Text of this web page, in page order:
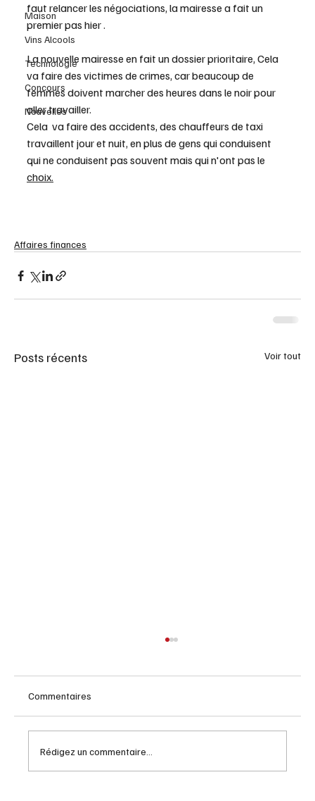
Maison
Vins Alcools
Technologie
Concours
Nouvelles
faut relancer les négociations, la mairesse a fait un
premier pas hier .
La nouvelle mairesse en fait un dossier prioritaire, Cela
va faire des victimes de crimes, car beaucoup de
femmes doivent marcher des heures dans le noir pour
aller travailler.
Cela  va faire des accidents, des chauffeurs de taxi
travaillent jour et nuit, en plus de gens qui conduisent
qui ne conduisent pas souvent mais qui n'ont pas le
choix.
Affaires finances
Posts récents Voir tout
Commentaires
Rédigez un commentaire...